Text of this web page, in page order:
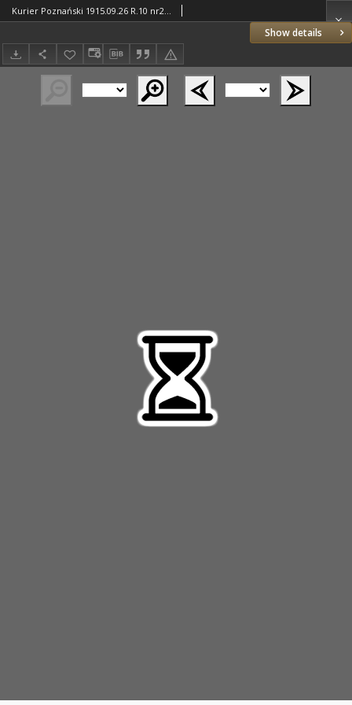
Show details
Kurier Poznański 1915.09.26 R.10 nr221